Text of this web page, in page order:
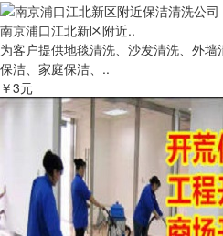
南京浦口江北新区附近..
为客户提供地毯清洗、沙发清洗、外
保洁、家庭保洁、..
￥3元